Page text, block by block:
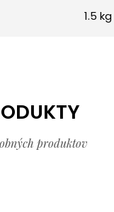
1.5 kg
produktov